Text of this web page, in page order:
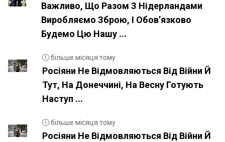
Важливо, Що Разом З Нідерландами
Виробляємо Зброю, І Обовʼязково
Будемо Цю Нашу ...
більше місяця тому
Росіяни Не Відмовляються Від Війни Й
Тут, На Донеччині, На Весну Готують
Наступ ...
більше місяця тому
Росіяни Не Відмовляються Від Війни Й